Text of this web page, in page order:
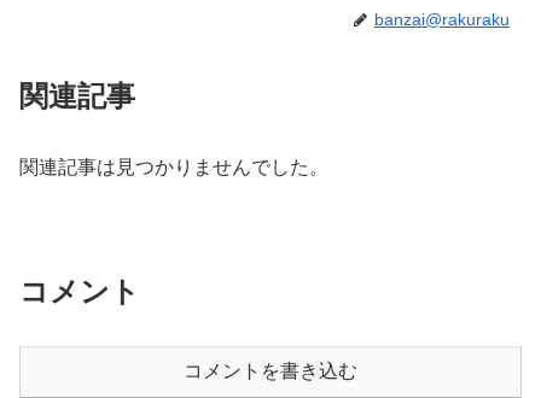
banzai@rakuraku
関連記事
関連記事は見つかりませんでした。
コメント
コメントを書き込む